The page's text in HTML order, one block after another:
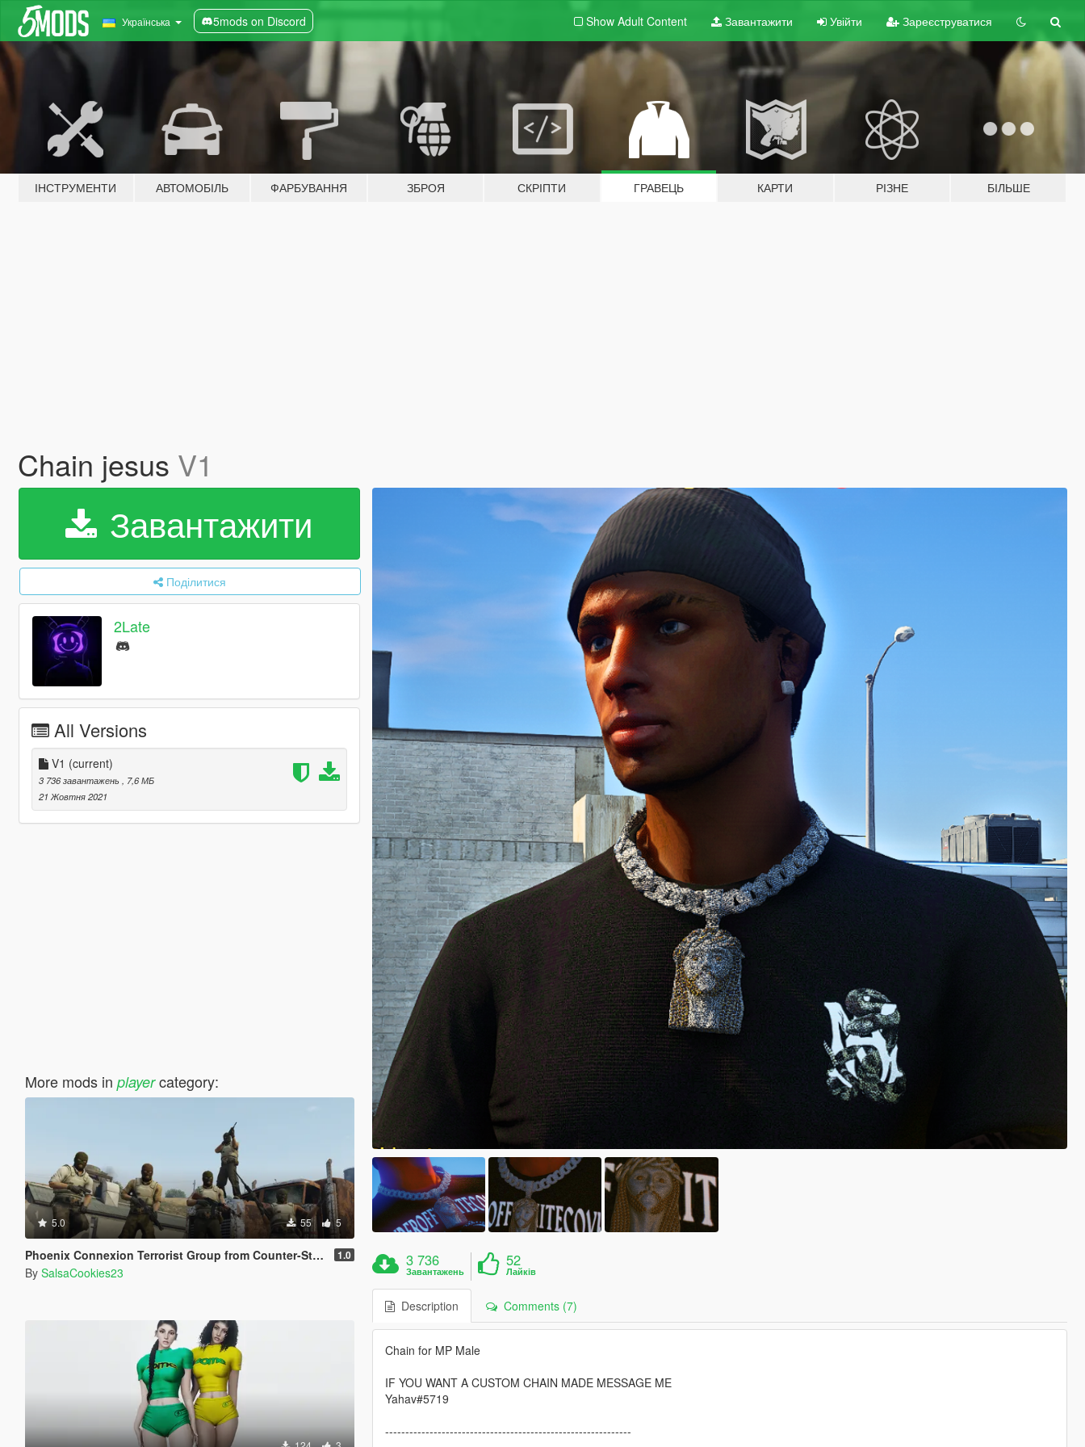
Українська 5mods on Discord Show Adult Content Завантажити Увійти Зареєструватися
ІНСТРУМЕНТИ АВТОМОБІЛЬ ФАРБУВАННЯ ЗБРОЯ СКРІПТИ ГРАВЕЦЬ КАРТИ РІЗНЕ БІЛЬШЕ
Chain jesus V1
Завантажити
Поділитися
2Late
All Versions
V1 (current)
3 736 завантажень
, 7,6 МБ
21 Жовтня 2021
More mods in playercategory:
5.0 55 5
Phoenix Connexion Terrorist Group from Counter-Strike: Global Offensive (Shattered Web + Broken Fang skins included) 1.0
By SalsaCookies23
3 736
Завантажень
52
Лайків
Description Comments (7)
Chain for MP Male
IF YOU WANT A CUSTOM CHAIN MADE MESSAGE ME
Yahav#5719
-------------------------------------------------------------